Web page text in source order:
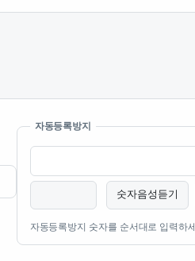
자동등록방지
숫자음성듣기
자동등록방지 숫자를 순서대로 입력하